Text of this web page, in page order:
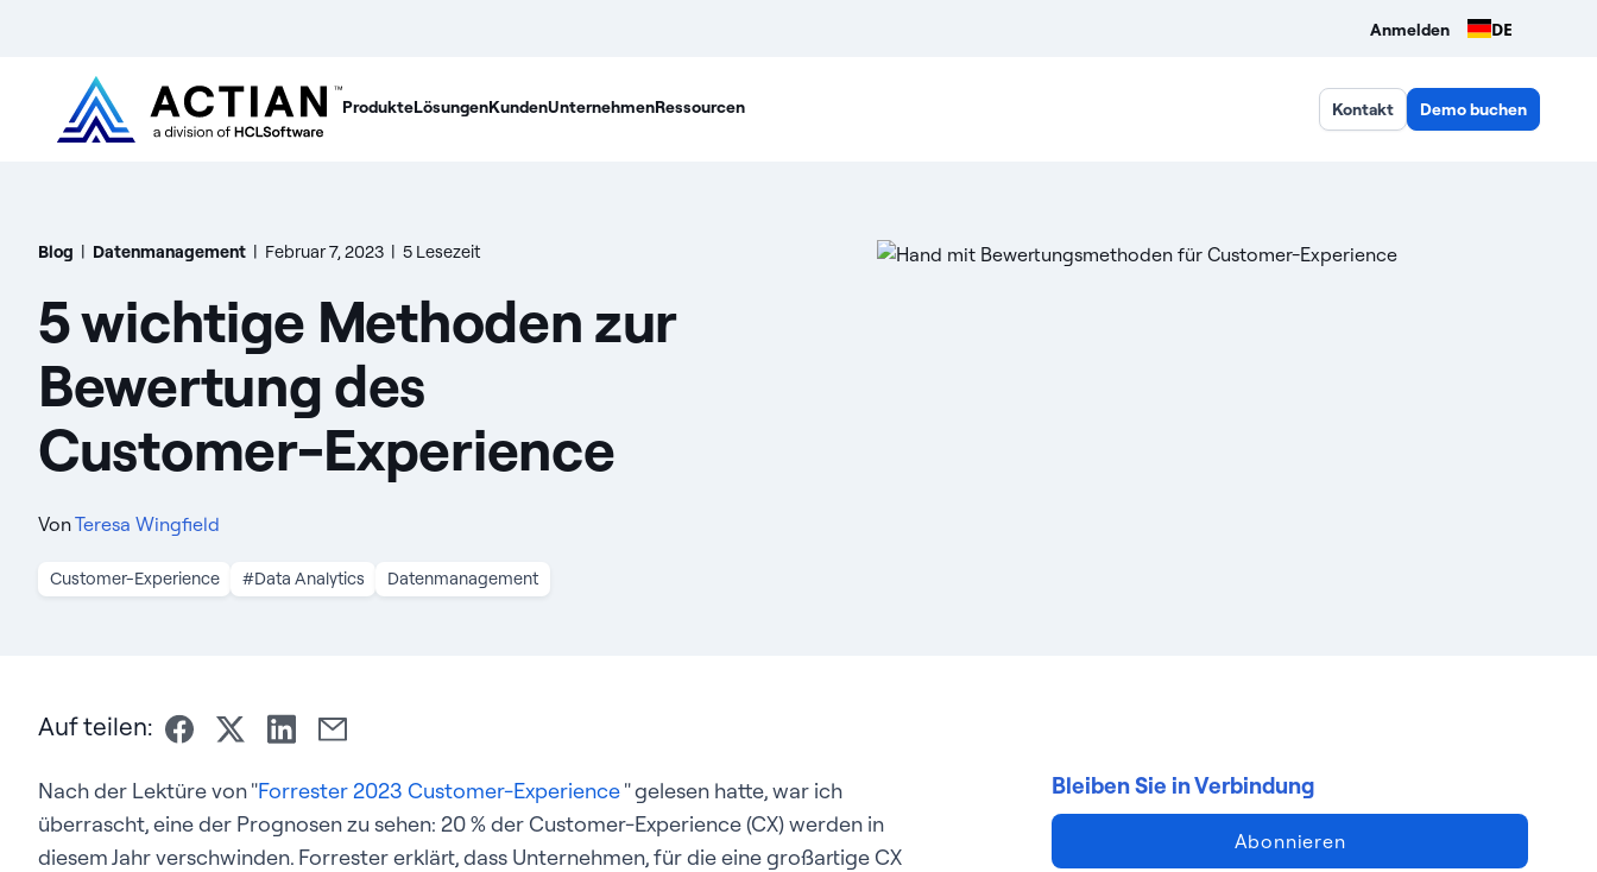
Anmelden DE
ProdukteLösungenKundenUnternehmenRessourcen Kontakt Demo buchen
Blog | Datenmanagement | Februar 7, 2023 | 5 Lesezeit
5 wichtige Methoden zur
Bewertung des
Customer-Experience
VonTeresa Wingfield
Customer-Experience #Data Analytics Datenmanagement
Auf teilen:
Nach der Lektüre von "Forrester 2023 Customer-Experience" gelesen hatte, war ich
überrascht, eine der Prognosen zu sehen: 20 % der Customer-Experience (CX) werden in
diesem Jahr verschwinden. Forrester erklärt, dass Unternehmen, für die eine großartige CX
Bleiben Sie in Verbindung
Abonnieren